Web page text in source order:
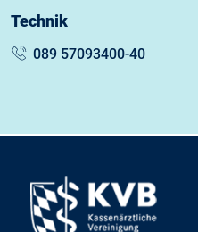
Technik
089 57093400-40